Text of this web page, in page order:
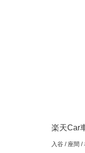
楽天Car
入谷 / 座間